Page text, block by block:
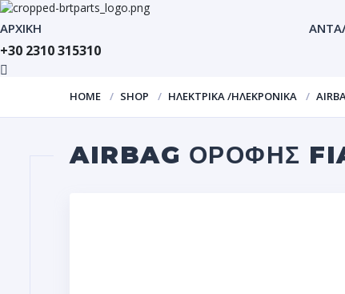
ΑΡΧΙΚΗ
+30 2310 315310
HOME SHOP ΗΛΕΚΤΡΙΚΑ /ΗΛΕΚΡΟΝΙΚΑ
AIRBAG ΟΡΟΦΗΣ